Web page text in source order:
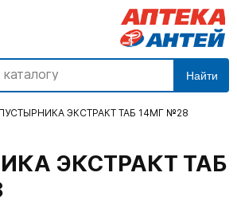
Найти
ПУСТЫРНИКА ЭКСТРАКТ ТАБ 14МГ №28
ЭКСТРАКТ ТАБ